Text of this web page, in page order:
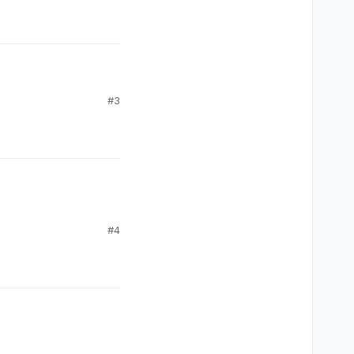
к личному
на сервер
рп проектах.
#3
#4